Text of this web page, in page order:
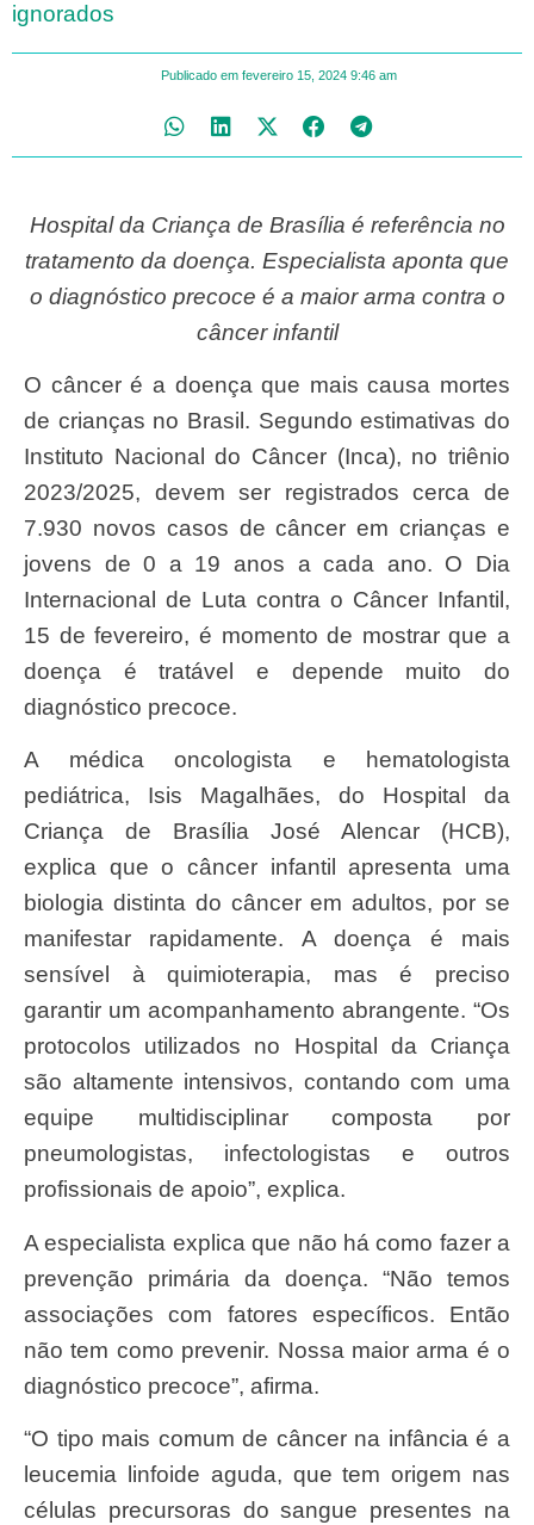
ignorados
Publicado em fevereiro 15, 2024 9:46 am
Hospital da Criança de Brasília é referência no
tratamento da doença. Especialista aponta que
o diagnóstico precoce é a maior arma contra o
câncer infantil
O câncer é a doença que mais causa mortes
de crianças no Brasil. Segundo estimativas do
Instituto Nacional do Câncer (Inca), no triênio
2023/2025, devem ser registrados cerca de
7.930 novos casos de câncer em crianças e
jovens de 0 a 19 anos a cada ano. O Dia
Internacional de Luta contra o Câncer Infantil,
15 de fevereiro, é momento de mostrar que a
doença é tratável e depende muito do
diagnóstico precoce.
A médica oncologista e hematologista
pediátrica, Isis Magalhães, do Hospital da
Criança de Brasília José Alencar (HCB),
explica que o câncer infantil apresenta uma
biologia distinta do câncer em adultos, por se
manifestar rapidamente. A doença é mais
sensível à quimioterapia, mas é preciso
garantir um acompanhamento abrangente. “Os
protocolos utilizados no Hospital da Criança
são altamente intensivos, contando com uma
equipe multidisciplinar composta por
pneumologistas, infectologistas e outros
profissionais de apoio”, explica.
A especialista explica que não há como fazer a
prevenção primária da doença. “Não temos
associações com fatores específicos. Então
não tem como prevenir. Nossa maior arma é o
diagnóstico precoce”, afirma.
“O tipo mais comum de câncer na infância é a
leucemia linfoide aguda, que tem origem nas
células precursoras do sangue presentes na